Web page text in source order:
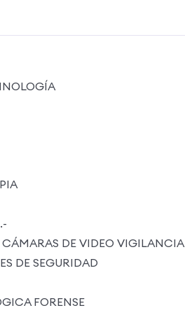
DE VIDEO VIGILANCIA
DE SEGURIDAD
FORENSE